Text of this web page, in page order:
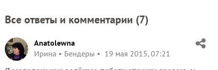
Все ответы и комментарии (7)
Anatolewna
Ирина
Бендеры 19 мая 2015, 07:21